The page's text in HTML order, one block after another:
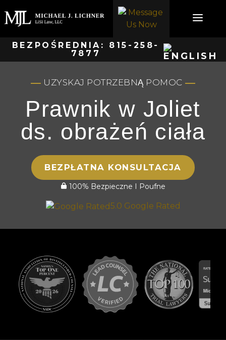
to
content
BEZPOŚREDNIA: 815-258-
7877
UZYSKAJ POTRZEBNĄ POMOC
Prawnik w Joliet
ds. obrażeń ciała
BEZPŁATNA KONSULTACJA
100% Bezpieczne I Poufne
5.0 Google Rated